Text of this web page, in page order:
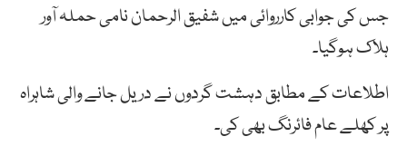
جس کی جوابی کارروائی میں شفیق الرحمان نامی حملہ آور
ہلاک ہوگیا۔
اطلاعات کے مطابق دہشت گردوں نے دریل جانے والی شاہراہ
پر کھلے عام فائرنگ بھی کی۔